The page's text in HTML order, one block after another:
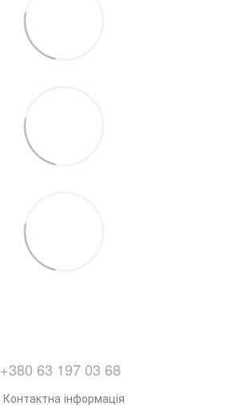
+380 63 197 03 68
Контактна інформація